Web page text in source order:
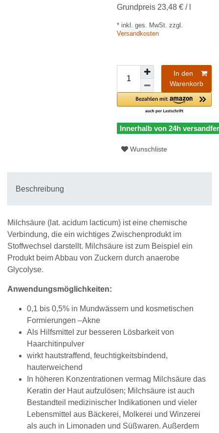
Grundpreis 23,48 € / l
* inkl. ges. MwSt. zzgl.
Versandkosten
In den
Warenkorb
Innerhalb von 24h
Wunschliste
Beschreibung
Milchsäure (lat. acidum lacticum) ist eine chemische
Verbindung, die ein wichtiges Zwischenprodukt im
Stoffwechsel darstellt. Milchsäure ist zum Beispiel ein
Produkt beim Abbau von Zuckern durch anaerobe
Glycolyse.
Anwendungsmöglichkeiten:
0,1 bis 0,5% in Mundwässern und kosmetischen
Formierungen –Akne
Als Hilfsmittel zur besseren Lösbarkeit von
Haarchitinpulver
wirkt hautstraffend, feuchtigkeitsbindend,
hauterweichend
In höheren Konzentrationen vermag Milchsäure das
Keratin der Haut aufzulösen; Milchsäure ist auch
Bestandteil medizinischer Indikationen und vieler
Lebensmittel aus Bäckerei, Molkerei und Winzerei
als auch in Limonaden und Süßwaren. Außerdem